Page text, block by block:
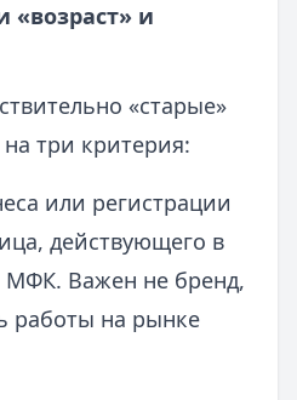
и
«старые»
три критерия:
или регистрации
действующего в
МФК. Важен не бренд,
работы на рынке